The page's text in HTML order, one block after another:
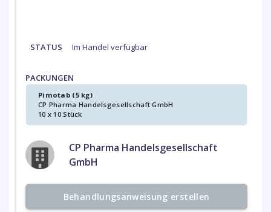
STATUS Im Handel verfügbar
PACKUNGEN
Pimotab (5 kg)
CP Pharma Handelsgesellschaft GmbH
10 x 10 Stück
CP Pharma Handelsgesellschaft
GmbH
Behandlungsanweisung erstellen